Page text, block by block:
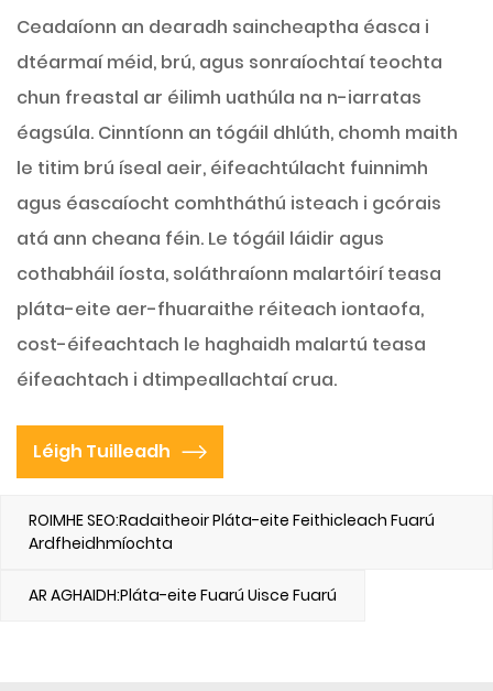
Ceadaíonn an dearadh saincheaptha éasca i
dtéarmaí méid, brú, agus sonraíochtaí teochta
chun freastal ar éilimh uathúla na n-iarratas
éagsúla. Cinntíonn an tógáil dhlúth, chomh maith
le titim brú íseal aeir, éifeachtúlacht fuinnimh
agus éascaíocht comhtháthú isteach i gcórais
atá ann cheana féin. Le tógáil láidir agus
cothabháil íosta, soláthraíonn malartóirí teasa
pláta-eite aer-fhuaraithe réiteach iontaofa,
cost-éifeachtach le haghaidh malartú teasa
éifeachtach i dtimpeallachtaí crua.
Léigh Tuilleadh
ROIMHE SEO:Radaitheoir Pláta-eite Feithicleach Fuarú
Ardfheidhmíochta
AR AGHAIDH:Pláta-eite Fuarú Uisce Fuarú